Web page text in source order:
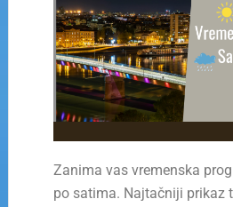
Zanima vas vremenska
po satima. Najtačniji prikaz